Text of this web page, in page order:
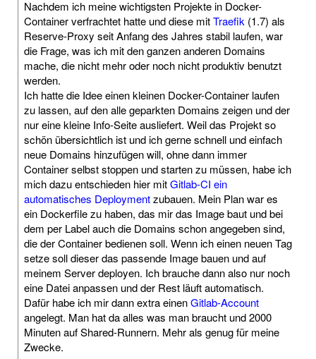
Nachdem ich meine wichtigsten Projekte in Docker-
Container verfrachtet hatte und diese mitTraefik (1.7) als
Reserve-Proxy seit Anfang des Jahres stabil laufen, war
die Frage, was ich mit den ganzen anderen Domains
mache, die nicht mehr oder noch nicht produktiv benutzt
werden.
Ich hatte die Idee einen kleinen Docker-Container laufen
zu lassen, auf den alle geparkten Domains zeigen und der
nur eine kleine Info-Seite ausliefert. Weil das Projekt so
schön übersichtlich ist und ich gerne schnell und einfach
neue Domains hinzufügen will, ohne dann immer
Container selbst stoppen und starten zu müssen, habe ich
mich dazu entschieden hier mitGitlab-CI ein
automatisches Deploymentzubauen. Mein Plan war es
ein Dockerfile zu haben, das mir das Image baut und bei
dem per Label auch die Domains schon angegeben sind,
die der Container bedienen soll. Wenn ich einen neuen Tag
setze soll dieser das passende Image bauen und auf
meinem Server deployen. Ich brauche dann also nur noch
eine Datei anpassen und der Rest läuft automatisch.
Dafür habe ich mir dann extra einenGitlab-Account
angelegt. Man hat da alles was man braucht und 2000
Minuten auf Shared-Runnern. Mehr als genug für meine
Zwecke.